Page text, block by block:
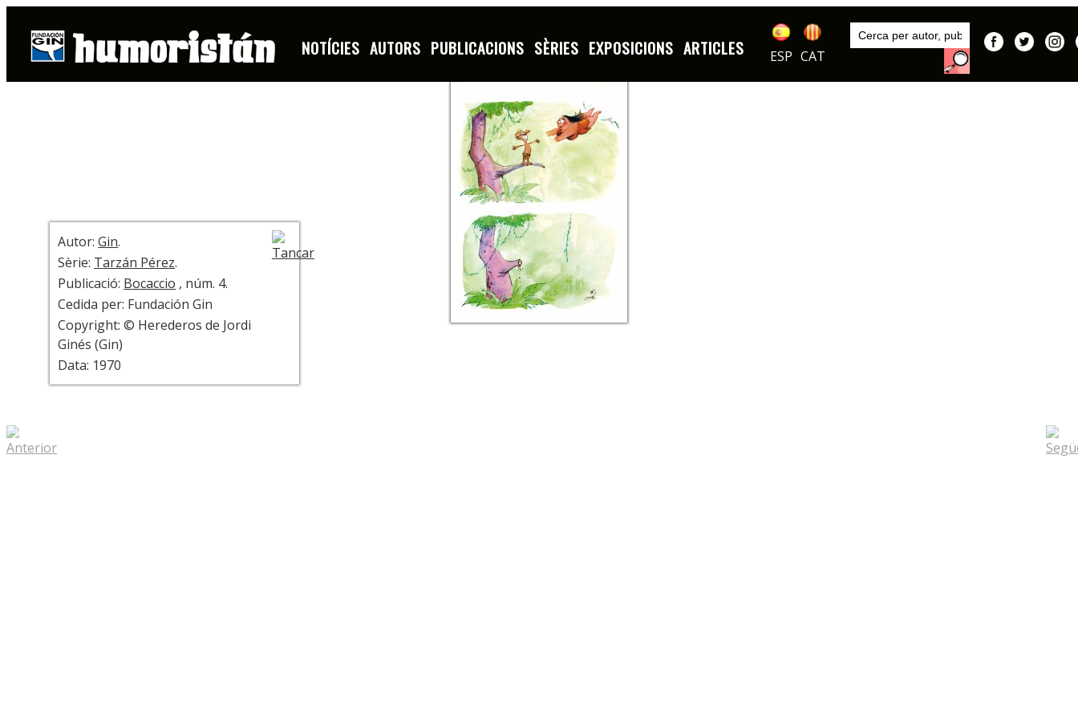
NOTÍCIES AUTORS PUBLICACIONS SÈRIES EXPOSICIONS ARTICLES ESP CAT
Publicacions
Bocaccio
+ INFO
Autor:Gin.
Sèrie: Tarzán Pérez.
Publicació: Bocaccio , núm. 4.
Cedida per: Fundación Gin
Copyright: © Herederos de Jordi
Ginés (Gin)
Data: 1970